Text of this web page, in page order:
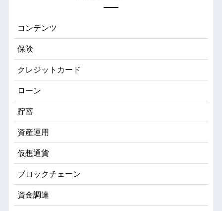
コンテンツ
保険
クレジットカード
ローン
貯蓄
資産運用
仮想通貨
ブロックチェーン
資金調達